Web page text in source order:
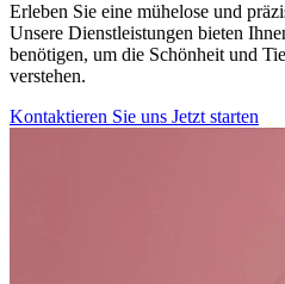
Erleben Sie eine mühelose und
Unsere Dienstleistungen bieten
benötigen, um die Schönheit und
verstehen.
Kontaktieren Sie uns Jetzt starten